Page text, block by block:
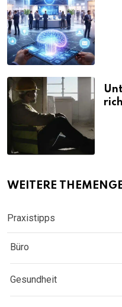
WEITERE
Praxistipps
Büro
Gesundheit